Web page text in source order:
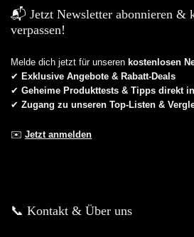
📬 Jetzt Newsletter abonnieren &
verpassen!
Melde dich jetzt für unseren kostenlosen
✔ Exklusive Angebote & Rabatt-Deals
✔ Geheime Produkttests & Tipps direkt
✔ Zugang zu unseren Top-Listen &
✉️ Jetzt anmelden
📞 Kontakt & Über uns